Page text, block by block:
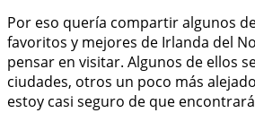
Por eso quería compartir algunos
favoritos y mejores de Irlanda del
pensar en visitar. Algunos de ellos
ciudades, otros un poco más
estoy casi seguro de que